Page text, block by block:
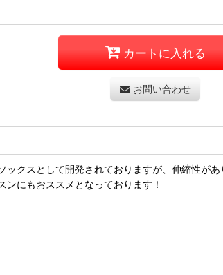
カートに入れる
お問い合わせ
クスとして開発されておりますが、伸縮性があ
にもおススメとなっております！